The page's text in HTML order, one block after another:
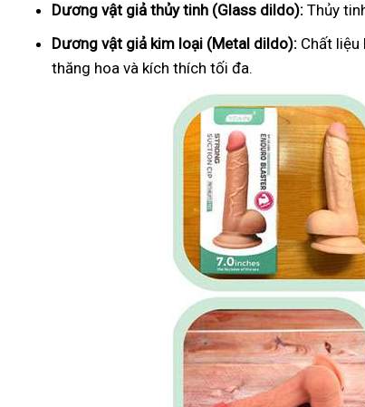
Dương vật giả thủy tinh (Glass dildo): Thủy
Dương vật giả kim loại (Metal dildo): Chất
thăng hoa và kích thích tối đa.